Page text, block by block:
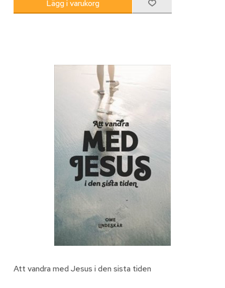
Att vandra med Jesus i den sista tiden